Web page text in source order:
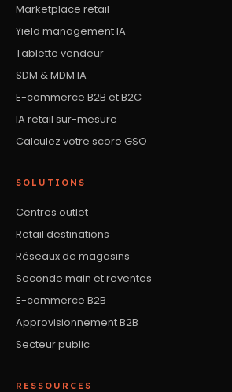
Marketplace retail
Yield management IA
Tablette vendeur
SDM & MDM IA
E-commerce B2B et B2C
IA retail sur-mesure
Calculez votre score GSO
SOLUTIONS
Centres outlet
Retail destinations
Réseaux de magasins
Seconde main et reventes
E-commerce B2B
Approvisionnement B2B
Secteur public
RESSOURCES